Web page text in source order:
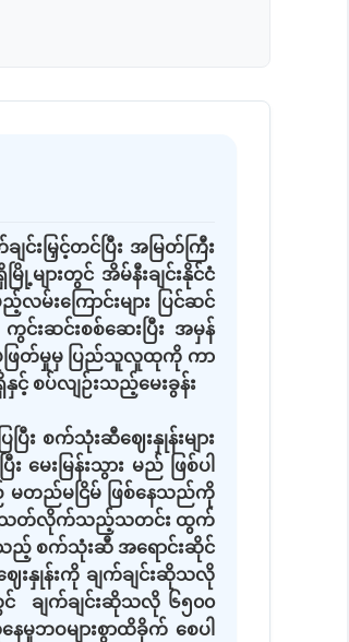
င်းမြှင့်တင်ပြီး အမြတ်ကြီး
ျားတွင် အိမ်နီးချင်းနိုင်ငံ
ကြောင်းများ ပြင်ဆင်
င်းဆင်းစစ်ဆေးပြီး အမှန်
းပုံဖြတ်မှုမှ ပြည်သူလူထုကို ကာ
စပ်လျဉ်းသည့်မေးခွန်း
ြီး စက်သုံးဆီဈေးနှုန်းများ
ေးမြန်းသွား မည် ဖြစ်ပါ
ည် မတည်မငြိမ် ဖြစ်နေသည်ကို
မှု ကန့်သတ်လိုက်သည့်သတင်း ထွက်
သည့် စက်သုံးဆီ အရောင်းဆိုင်
းနှုန်းကို ချက်ချင်းဆိုသလို
င် ချက်ချင်းဆိုသလို ၆၅၀၀
မှုဘဝများစွာထိခိုက် စေပါ